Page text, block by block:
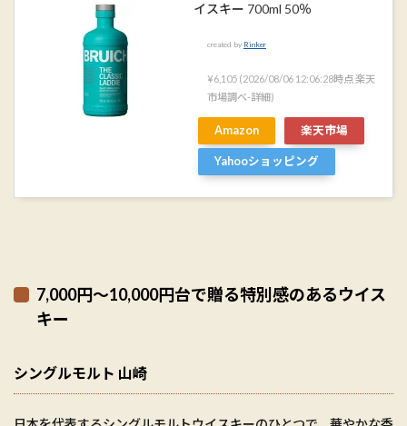
イスキー 700ml 50％
created by Rinker
¥6,105 (2026/08/06 12:06:28時点 楽天
市場調べ-詳細)
Amazon 楽天市場
Yahooショッピング
7,000円〜10,000円台で贈る特別感のあるウイス
キー
シングルモルト 山崎